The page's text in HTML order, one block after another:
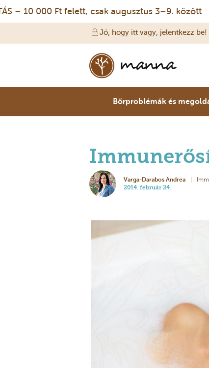
– 10 000 Ft felett, csak augusztus 3–9. között
Jó, hogy itt vagy, jelentkezz be!
Bőrproblémák és
Varga-Darabos Andrea
2014. február 24.